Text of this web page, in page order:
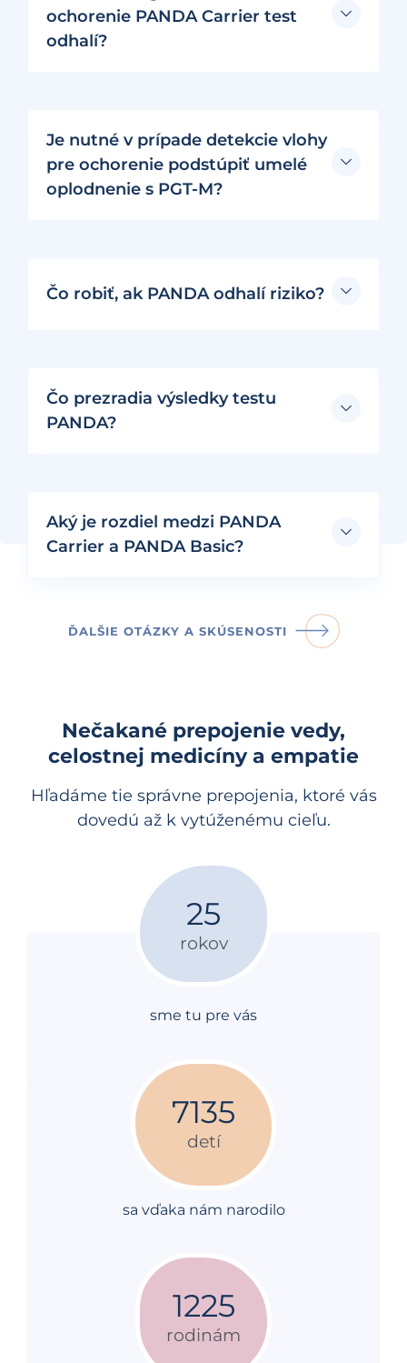
ochorenie PANDA Carrier test
odhalí?
Je nutné v prípade detekcie vlohy
pre ochorenie podstúpiť umelé
oplodnenie s PGT-M?
Čo robiť, ak PANDA odhalí riziko?
Čo prezradia výsledky testu
PANDA?
Aký je rozdiel medzi PANDA
Carrier a PANDA Basic?
ĎALŠIE OTÁZKY A SKÚSENOSTI
Nečakané prepojenie vedy,
celostnej medicíny a empatie
Hľadáme tie správne prepojenia, ktoré vás
dovedú až k vytúženému cieľu.
rokov
26
sme tu pre vás
detí
7152
sa vďaka nám narodilo
rodinám
1228